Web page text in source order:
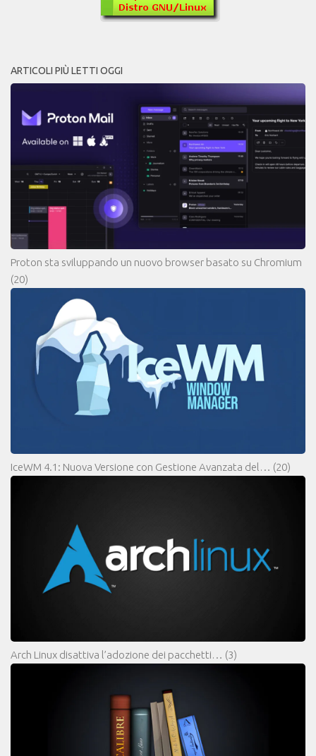
ARTICOLI PIÙ LETTI OGGI
Proton sta sviluppando un nuovo browser basato su Chromium
(20)
IceWM 4.1: Nuova Versione con Gestione Avanzata del… (20)
Arch Linux disattiva l’adozione dei pacchetti… (3)